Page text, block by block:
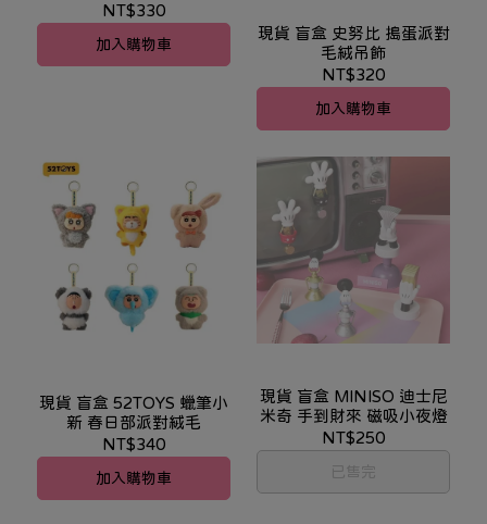
NT$330
加入購物車
現貨 盲盒 史努比 搗蛋派對
毛絨吊飾
NT$320
加入購物車
現貨 盲盒 52TOYS 蠟筆小
新 春日部派對絨毛
NT$340
加入購物車
現貨 盲盒 MINISO 迪士尼
米奇 手到財來 磁吸小夜燈
NT$250
已售完